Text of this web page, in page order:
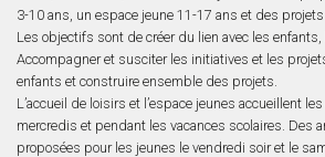
3-10 ans, un espace jeune 11-17 ans et des projets
Les objectifs sont de créer du lien avec les
Accompagner et susciter les initiatives et les
enfants et construire ensemble des projets.
L’accueil de loisirs et l’espace jeunes accueillent
mercredis et pendant les vacances scolaires. Des
proposées pour les jeunes le vendredi soir et le